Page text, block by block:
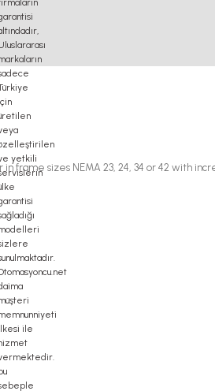
frame sizes NEMA 23, 24, 34 or 42 with